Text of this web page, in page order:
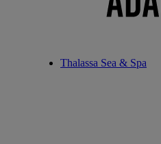
Thalassa Sea & Spa